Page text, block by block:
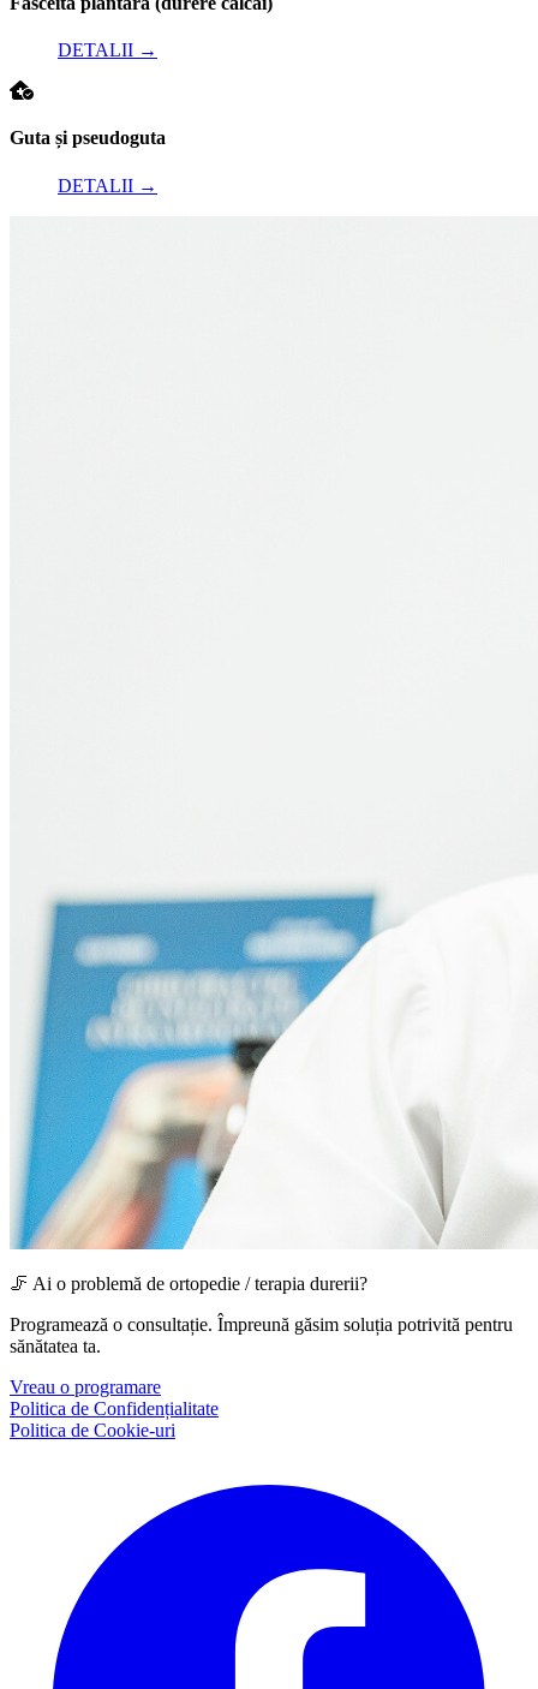
DETALII →
Guta și pseudoguta
DETALII →
🦵 Ai o problemă de ortopedie / terapia durerii?
Programează o consultație. Împreună găsim soluția potrivită pentru
sănătatea ta.
Vreau o programare
Politica de Confidențialitate
Politica de Cookie-uri